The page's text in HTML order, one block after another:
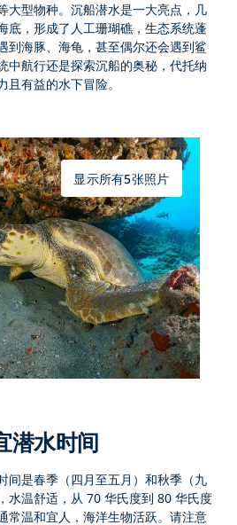
大型物种。沉船潜水是一大亮点，几
底，形成了人工珊瑚礁，生态系统蓬
到海豚、海龟，甚至偶尔还会遇到鲨
中航行还是探索沉船的奥秘，代托纳
有益的水下冒险。
显示所有5张照片
潜水时间
间是春季（四月至五月）和秋季（九
水温舒适，从 70 华氏度到 80 华氏度
常温和宜人，海洋生物活跃。请注意